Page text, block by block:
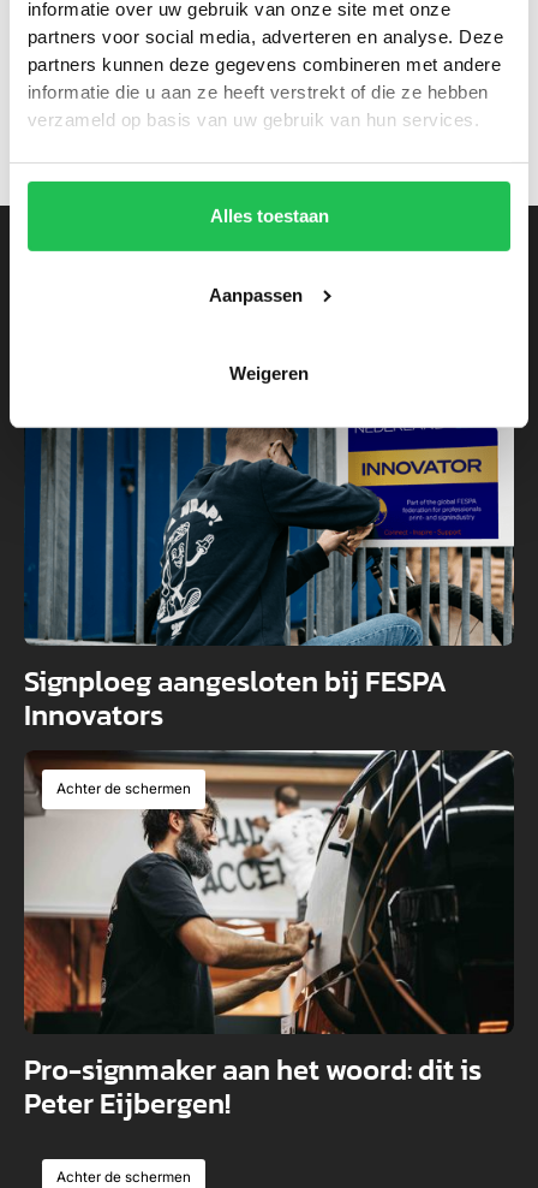
informatie over uw gebruik van onze site met onze
partners voor social media, adverteren en analyse. Deze
partners kunnen deze gegevens combineren met andere
informatie die u aan ze heeft verstrekt of die ze hebben
verzameld op basis van uw gebruik van hun services.
Alles toestaan
Aanpassen
Weigeren
klant beter en kunt daarom betere en persoonlijkere
service bieden.De insteek is samen en op de lange
termijn. De klant moet worden ontzorgd.
Lees ook
Signploeg aangesloten bij FESPA
Innovators
Achter de schermen
Pro-signmaker aan het woord: dit is
Peter Eijbergen!
Achter de schermen